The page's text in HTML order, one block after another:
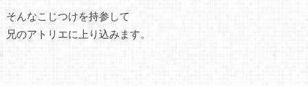
そんなこじつけを持参して
兄のアトリエに上り込みます。